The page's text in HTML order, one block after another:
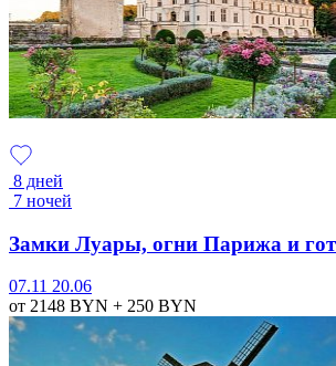
8 дней
7 ночей
Замки Луары, огни Парижа и
07.11 20.06
от 2148 BYN + 250 BYN